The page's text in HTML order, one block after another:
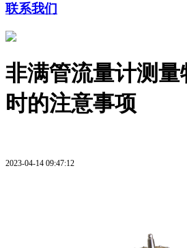
联系我们
非满管流量计测
时的注意事项
2023-04-14 09:47:12